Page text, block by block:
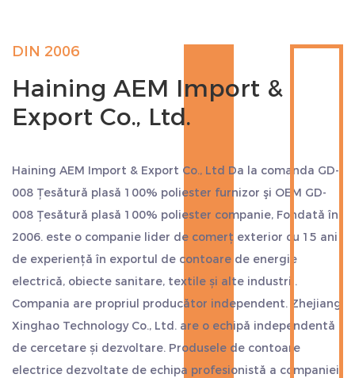
DIN 2006
Haining AEM Import &
Export Co., Ltd.
Haining AEM Import & Export Co., Ltd Da la comanda GD-
008 Țesătură plasă 100% poliester furnizor şi OEM GD-
008 Țesătură plasă 100% poliester companie, Fondată în
2006. este o companie lider de comerț exterior cu 15 ani
de experiență în exportul de contoare de energie
electrică, obiecte sanitare, textile și alte industrii.
Compania are propriul producător independent. Zhejiang
Xinghao Technology Co., Ltd. are o echipă independentă
de cercetare și dezvoltare. Produsele de contoare
electrice dezvoltate de echipa profesionistă a companiei